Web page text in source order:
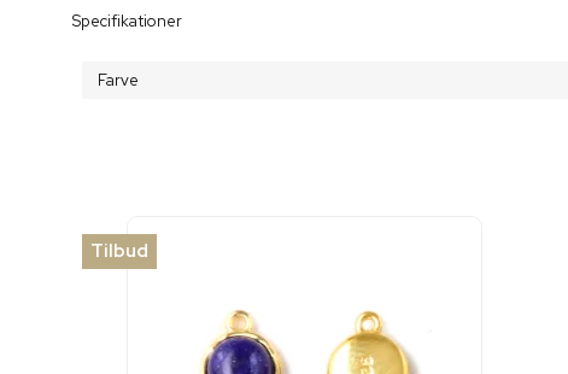
Specifikationer
Farve
Tilbud